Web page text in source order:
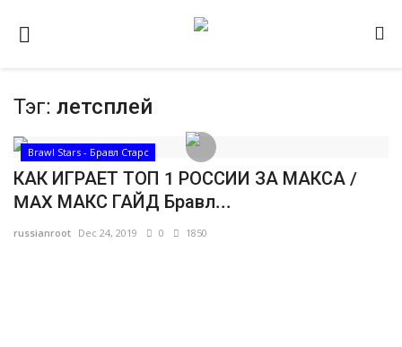
Видео
Contact
Тэг: летсплей
Brawl Stars - Бравл Старс
КАК ИГРАЕТ ТОП 1 РОССИИ ЗА МАКСА /
MAX МАКС ГАЙД Бравл...
russianroot Dec 24, 2019 0 1850